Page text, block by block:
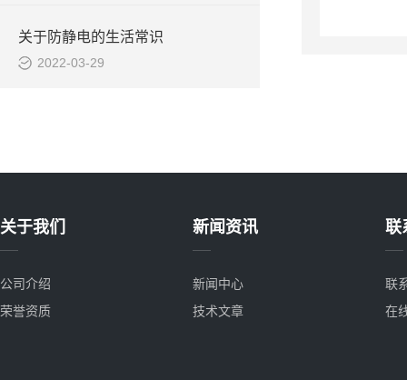
关于防静电的生活常识
2022-03-29
关于我们
公司介绍
荣誉资质
新闻资讯
新闻中心
技术文章
联
联
在